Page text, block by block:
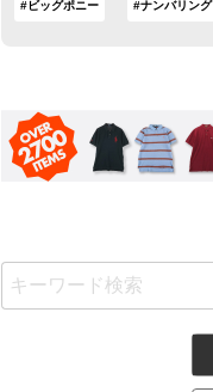
#ビッグポニー #ナンバリング